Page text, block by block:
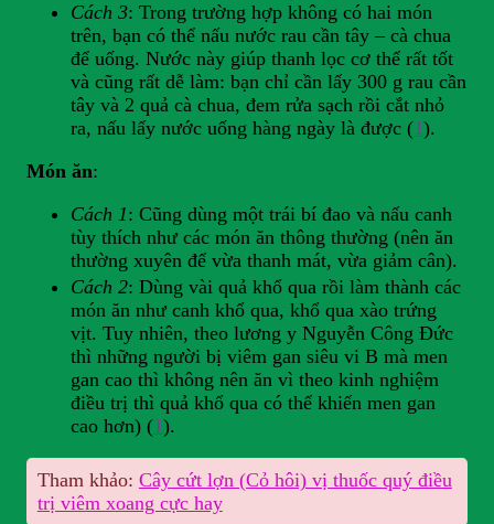
Cách 3: Trong trường hợp không có hai món
trên, bạn có thể nấu nước rau cần tây – cà chua
để uống. Nước này giúp thanh lọc cơ thể rất tốt
và cũng rất dễ làm: bạn chỉ cần lấy 300 g rau cần
tây và 2 quả cà chua, đem rửa sạch rồi cắt nhỏ
ra, nấu lấy nước uống hàng ngày là được (1).
Món ăn:
Cách 1: Cũng dùng một trái bí đao và nấu canh
tùy thích như các món ăn thông thường (nên ăn
thường xuyên để vừa thanh mát, vừa giảm cân).
Cách 2: Dùng vài quả khổ qua rồi làm thành các
món ăn như canh khổ qua, khổ qua xào trứng
vịt. Tuy nhiên, theo lương y Nguyễn Công Đức
thì những người bị viêm gan siêu vi B mà men
gan cao thì không nên ăn vì theo kinh nghiệm
điều trị thì quả khổ qua có thể khiến men gan
cao hơn) (1).
Tham khảo: Cây cứt lợn (Cỏ hôi) vị thuốc quý điều
trị viêm xoang cực hay